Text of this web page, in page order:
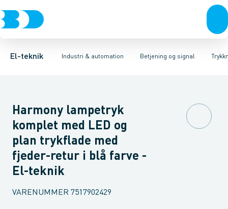
El-teknik Industri & automation
Afbrydere, stikkontakter & lampeudtagForgreningsmateriel
Betjening og signal
Industristiksystemer Frekvensomformere og softstartere
TrykknaphovedLystårn element, optiskTilslutningsmodul
Harmony lampetryk
komplet med LED og
plan trykflade med
fjeder-retur i blå farve -
El-teknik
VARENUMMER 7517902429